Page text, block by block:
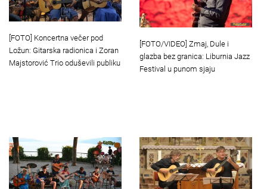
[FOTO] Koncertna večer pod
Ložun: Gitarska radionica i Zoran
Majstorović Trio oduševili publiku
[FOTO/VIDEO] Zmaj, Dule i
glazba bez granica: Liburnia Jazz
Festival u punom sjaju